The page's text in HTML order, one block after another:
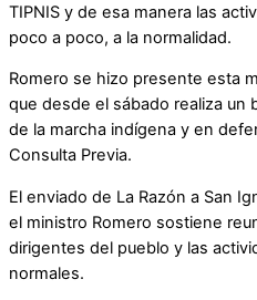
TIPNIS y de esa manera las
poco a poco, a la normalidad.
Romero se hizo presente esta
que desde el sábado realiza un
de la marcha indígena y en
Consulta Previa.
El enviado de La Razón a San
el ministro Romero sostiene
dirigentes del pueblo y las
normales.